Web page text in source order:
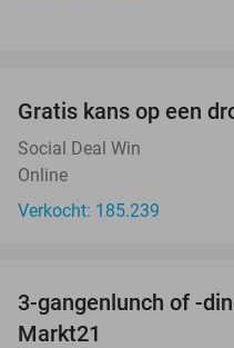
Gratis kans op een
Social Deal Win
Online
Verkocht: 185.239
3-gangenlunch of -
Markt21